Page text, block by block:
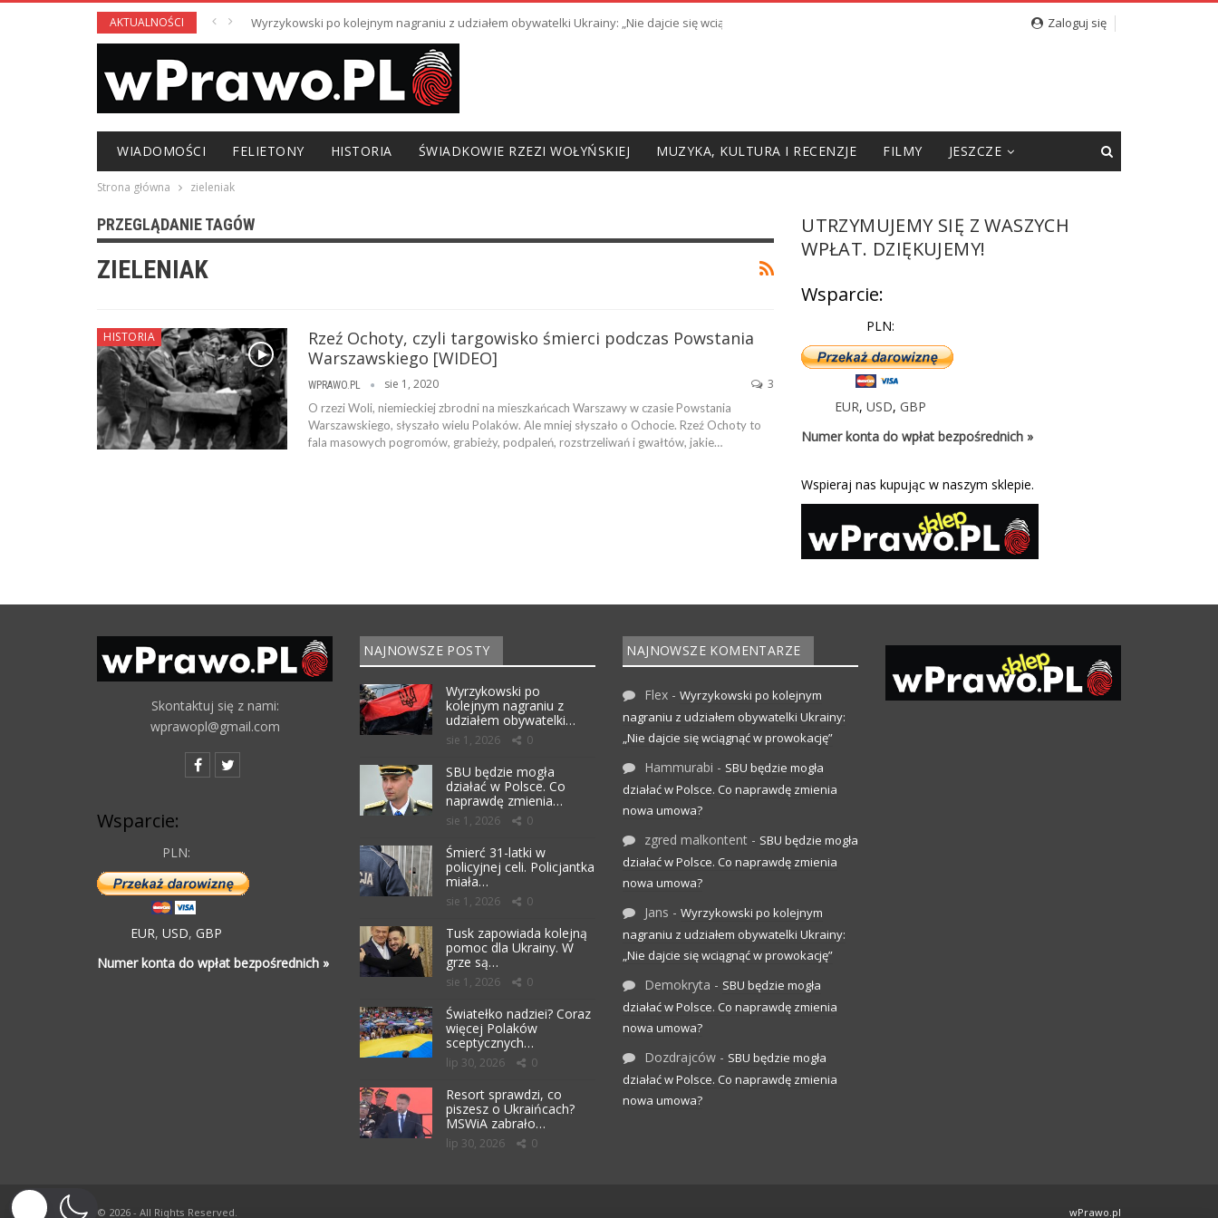
AKTUALNOŚCI Wyrzykowski po kolejnym nagraniu z udziałem obywatelki Ukrainy: „Nie dajcie się wciągnąć w prowokację” Zaloguj się
WIADOMOŚCI FELIETONY HISTORIA ŚWIADKOWIE RZEZI WOŁYŃSKIEJ MUZYKA, KULTURA I RECENZJE FILMY JESZCZE
Strona główna zieleniak
PRZEGLĄDANIE TAGÓW
ZIELENIAK
HISTORIA
Rzeź Ochoty, czyli targowisko śmierci podczas Powstania
Warszawskiego [WIDEO]
WPRAWO.PL sie 1, 2020 3
O rzezi Woli, niemieckiej zbrodni na mieszkańcach Warszawy w czasie Powstania
Warszawskiego, słyszało wielu Polaków. Ale mniej słyszało o Ochocie. Rzeź Ochoty to
fala masowych pogromów, grabieży, podpaleń, rozstrzeliwań i gwałtów, jakie…
UTRZYMUJEMY SIĘ Z WASZYCH
WPŁAT. DZIĘKUJEMY!
Wsparcie:
PLN:
EUR,USD,GBP
Numer konta do wpłat bezpośrednich »
Wspieraj nas kupując w naszym sklepie.
Skontaktuj się z nami:
wprawopl@gmail.com
Wsparcie:
PLN:
EUR, USD, GBP
Numer konta do wpłat bezpośrednich »
NAJNOWSZE POSTY
Wyrzykowski po
kolejnym nagraniu z
udziałem obywatelki…
sie 1, 2026 0
SBU będzie mogła
działać w Polsce. Co
naprawdę zmienia…
sie 1, 2026 0
Śmierć 31-latki w
policyjnej celi. Policjantka
miała…
sie 1, 2026 0
Tusk zapowiada kolejną
pomoc dla Ukrainy. W
grze są…
sie 1, 2026 0
Światełko nadziei? Coraz
więcej Polaków
sceptycznych…
lip 30, 2026 0
Resort sprawdzi, co
piszesz o Ukraińcach?
MSWiA zabrało…
lip 30, 2026 0
NAJNOWSZE KOMENTARZE
Flex - Wyrzykowski po kolejnym
nagraniu z udziałem obywatelki Ukrainy:
„Nie dajcie się wciągnąć w prowokację”
Hammurabi - SBU będzie mogła
działać w Polsce. Co naprawdę zmienia
nowa umowa?
zgred malkontent - SBU będzie mogła
działać w Polsce. Co naprawdę zmienia
nowa umowa?
Jans - Wyrzykowski po kolejnym
nagraniu z udziałem obywatelki Ukrainy:
„Nie dajcie się wciągnąć w prowokację”
Demokryta - SBU będzie mogła
działać w Polsce. Co naprawdę zmienia
nowa umowa?
Dozdrajców - SBU będzie mogła
działać w Polsce. Co naprawdę zmienia
nowa umowa?
© 2026 - All Rights Reserved. wPrawo.pl